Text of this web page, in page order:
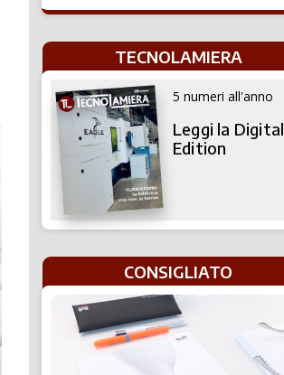
TECNOLAMIERA
5 numeri all'anno
Leggi la Digital
Edition
CONSIGLIATO